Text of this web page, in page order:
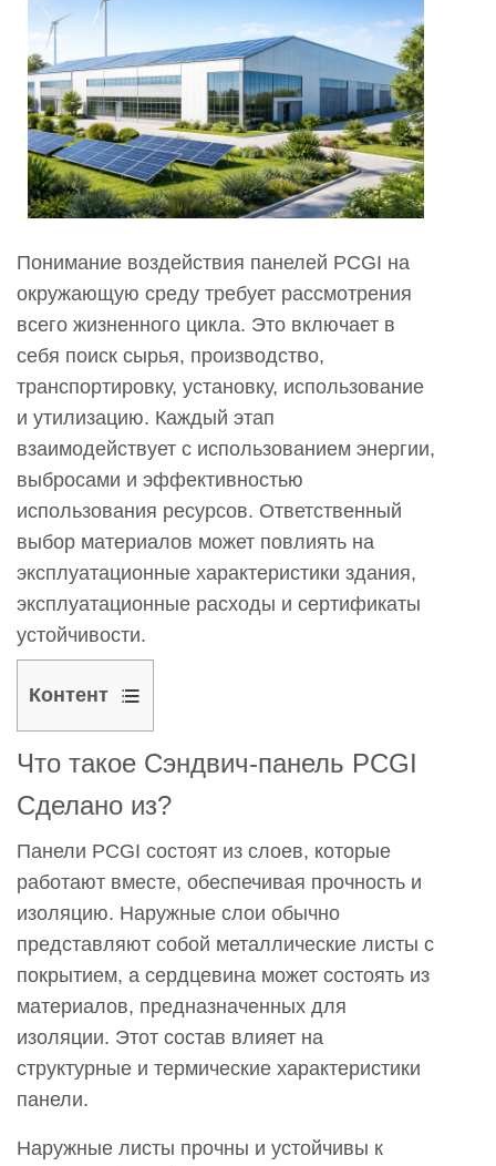
Понимание воздействия панелей PCGI на
окружающую среду требует рассмотрения
всего жизненного цикла. Это включает в
себя поиск сырья, производство,
транспортировку, установку, использование
и утилизацию. Каждый этап
взаимодействует с использованием энергии,
выбросами и эффективностью
использования ресурсов. Ответственный
выбор материалов может повлиять на
эксплуатационные характеристики здания,
эксплуатационные расходы и сертификаты
устойчивости.
Контент
1
Что
такое
Сэндвич-
панель
PCGI
Сделано
из?
2
Как
производство
влияет
на
развитие?
Что такое Сэндвич-панель PCGI
Сделано из?
Панели PCGI состоят из слоев, которые
работают вместе, обеспечивая прочность и
изоляцию. Наружные слои обычно
представляют собой металлические листы с
покрытием, а сердцевина может состоять из
материалов, предназначенных для
изоляции. Этот состав влияет на
структурные и термические характеристики
панели.
Наружные листы прочны и устойчивы к